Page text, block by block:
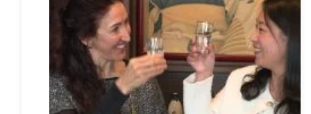
交通アクセス
観光ガイド案内
宿泊情報
年間イベント
花の開花状況
よくある質問
観光マップダウンロード